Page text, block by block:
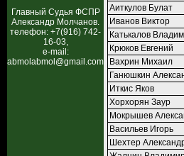
Главный Судья ФСПР
Александр Молчанов.
телефон: +7(916) 742-
16-03,
e-mail:
abmolabmol@gmail.com
Аиткулов Булат
Иванов Виктор
Катькалов
Крюков Евгений
Вахрин Михаил
Ганюшкин
Иткис Яков
Хорхорян Заур
Мокрышев
Васильев Игорь
Шехтер